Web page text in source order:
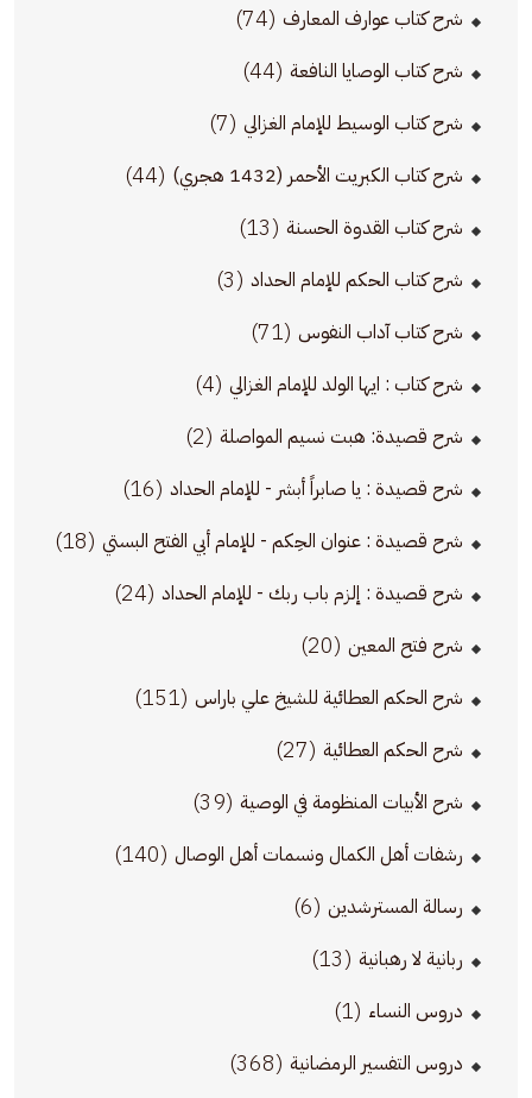
شرح كتاب عوارف المعارف (74)
شرح كتاب الوصايا النافعة (44)
شرح كتاب الوسيط للإمام الغزالي (7)
شرح كتاب الكبريت الأحمر (1432 هجري) (44)
شرح كتاب القدوة الحسنة (13)
شرح كتاب الحكم للإمام الحداد (3)
شرح كتاب آداب النفوس (71)
شرح كتاب : ايها الولد للإمام الغزالي (4)
شرح قصيدة: هبت نسيم المواصلة (2)
شرح قصيدة : يا صابراً أبشر - للإمام الحداد (16)
شرح قصيدة : عنوان الحِكم - للإمام أبي الفتح البستي (18)
شرح قصيدة : إلزم باب ربك - للإمام الحداد (24)
شرح فتح المعين (20)
شرح الحكم العطائية للشيخ علي باراس (151)
شرح الحكم العطائية (27)
شرح الأبيات المنظومة في الوصية (39)
رشفات أهل الكمال ونسمات أهل الوصال (140)
رسالة المسترشدين (6)
ربانية لا رهبانية (13)
دروس النساء (1)
دروس التفسير الرمضانية (368)